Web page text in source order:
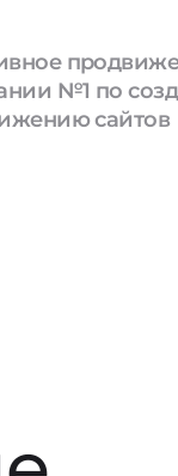
№1 по
сайтов